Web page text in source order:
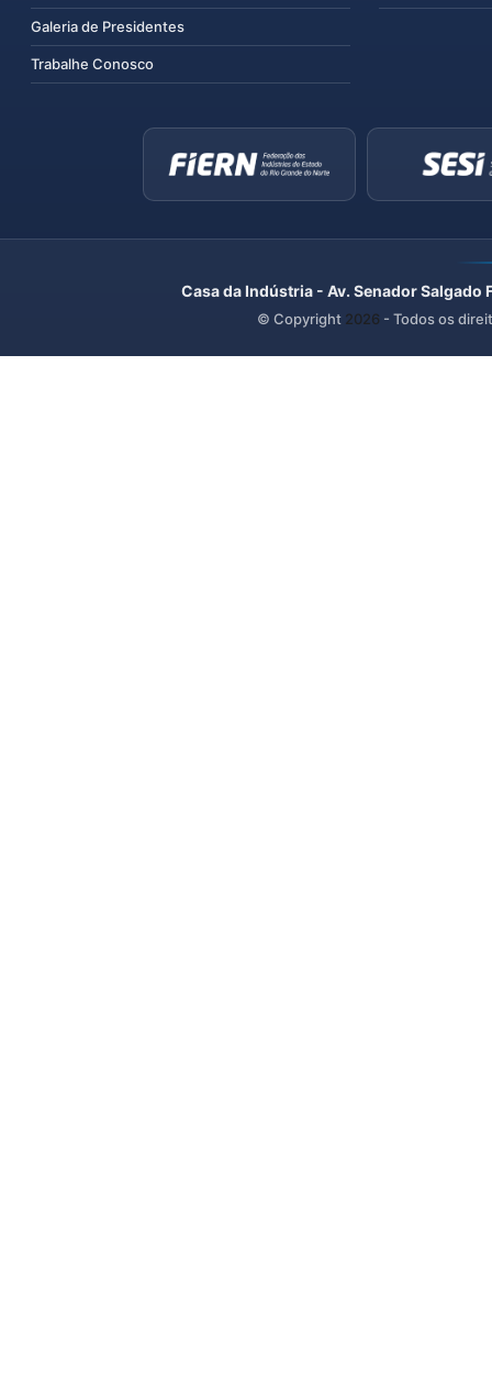
Galeria de Presidentes
Trabalhe Conosco
Casa da Indústria - Av. Senador
© Copyright 2026 - Todos os